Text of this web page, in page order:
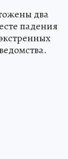
два
падения